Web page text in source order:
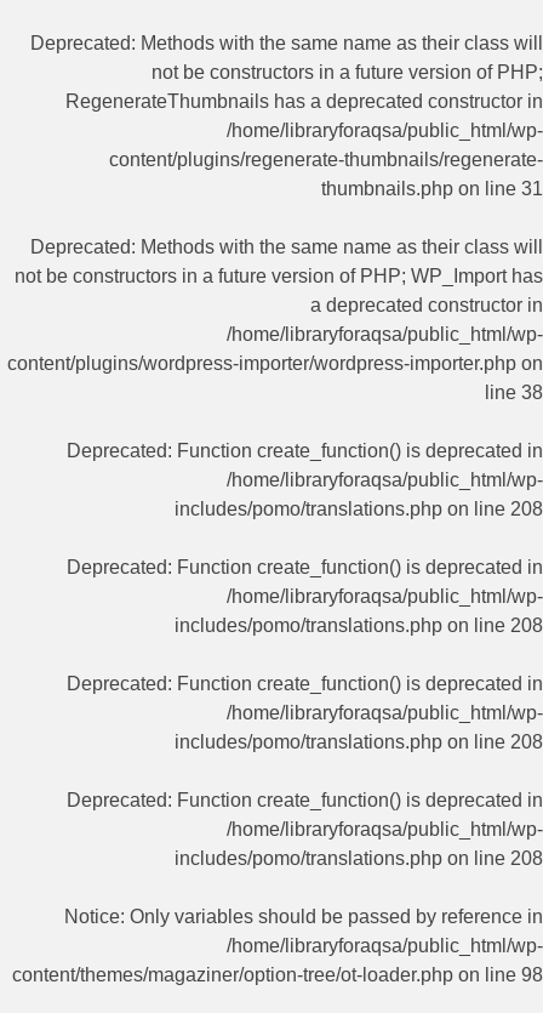
Deprecated: Methods with the same name as their class will
not be constructors in a future version of PHP;
RegenerateThumbnails has a deprecated constructor in
/home/libraryforaqsa/public_html/wp-
content/plugins/regenerate-thumbnails/regenerate-
thumbnails.php on line 31
Deprecated: Methods with the same name as their class will
not be constructors in a future version of PHP; WP_Import has
a deprecated constructor in
/home/libraryforaqsa/public_html/wp-
content/plugins/wordpress-importer/wordpress-importer.php on
line 38
Deprecated: Function create_function() is deprecated in
/home/libraryforaqsa/public_html/wp-
includes/pomo/translations.php on line 208
Deprecated: Function create_function() is deprecated in
/home/libraryforaqsa/public_html/wp-
includes/pomo/translations.php on line 208
Deprecated: Function create_function() is deprecated in
/home/libraryforaqsa/public_html/wp-
includes/pomo/translations.php on line 208
Deprecated: Function create_function() is deprecated in
/home/libraryforaqsa/public_html/wp-
includes/pomo/translations.php on line 208
Notice: Only variables should be passed by reference in
/home/libraryforaqsa/public_html/wp-
content/themes/magaziner/option-tree/ot-loader.php on line 98